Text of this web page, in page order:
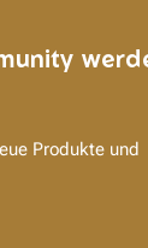
Produkte und